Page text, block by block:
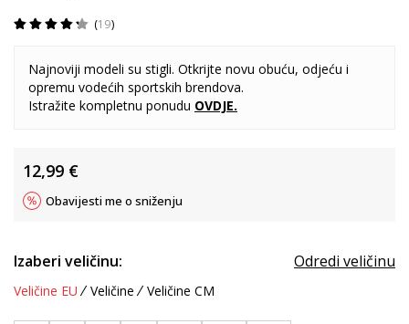
19
Najnoviji modeli su stigli. Otkrijte novu obuću, odjeću i
opremu vodećih sportskih brendova.
Istražite kompletnu ponudu OVDJE.
12,99 €
Obavijesti me o sniženju
Izaberi veličinu: Odredi veličinu
Veličine EU Veličine Veličine CM